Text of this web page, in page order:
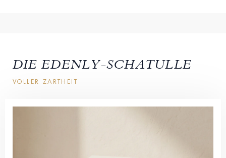
DIE EDENLY-SCHATULLE
VOLLER ZARTHEIT